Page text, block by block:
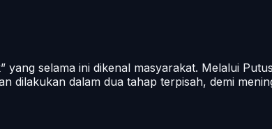
yang selama ini dikenal masyarakat. Melalui
dilakukan dalam dua tahap terpisah, demi